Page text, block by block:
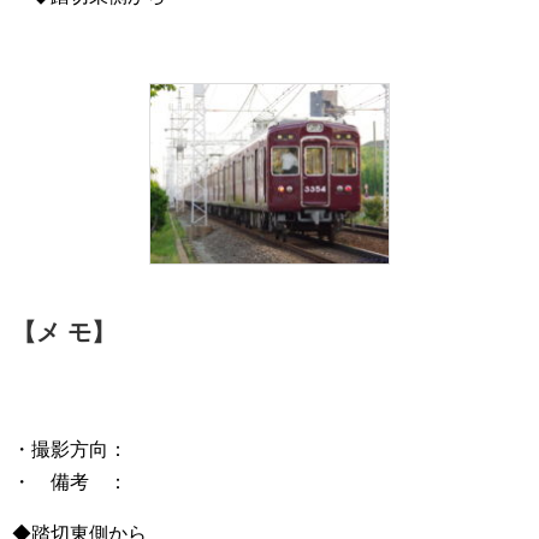
【メ モ】
・撮影方向：
・ 備考 ：
◆踏切東側から